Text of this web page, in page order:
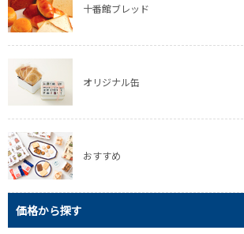
十番館ブレッド
オリジナル缶
おすすめ
価格から探す